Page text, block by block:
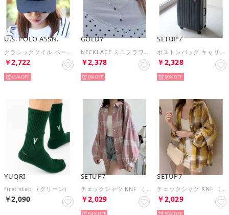
U.S. POLO ASSN.
￥2,722
45%
GOLDY
￥2,378
6%
SETUP7
￥2,328
60%
YUQRI
first step （グリーン）
￥2,090
SETUP7
チェックシャツ KNF （ピンク）
￥2,029
SETUP7
チェックシャツ KNF （イエロー）
￥2,029